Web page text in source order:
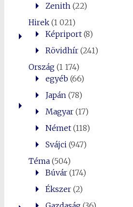
Zenith (22)
Hirek(1 021)
Képriport(8)
Rövidhír(241)
Ország(1 174)
egyéb(66)
Japán (78)
Magyar(17)
Német(118)
Svájci (947)
Téma(504)
Búvár(174)
Ékszer(2)